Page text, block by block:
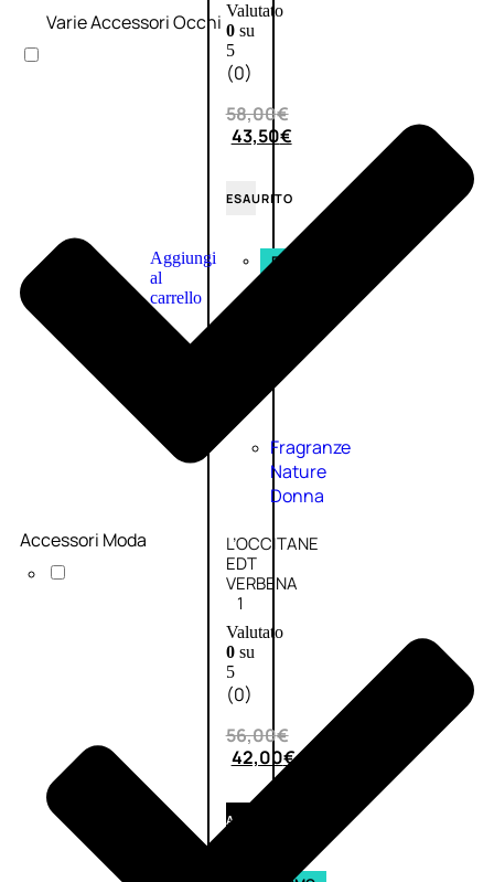
Valutato
0su
5
(0)
58,00€
43,50€
ESAURITO
Aggiungi
al
carrello
PROMO
Fragranze
Nature
Donna
L’OCCITANE
EDT
VERBENA
1
Valutato
0su
5
(0)
56,00€
42,00€
AGGIUNGI
Varie Accessori Occhi
Accessori Moda